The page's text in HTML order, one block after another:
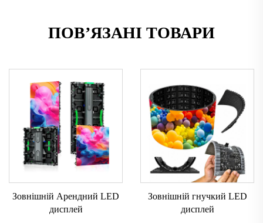
ПОВ’ЯЗАНІ ТОВАРИ
Зовнішній Арендний LED
дисплей
Зовнішній гнучкий LED
дисплей